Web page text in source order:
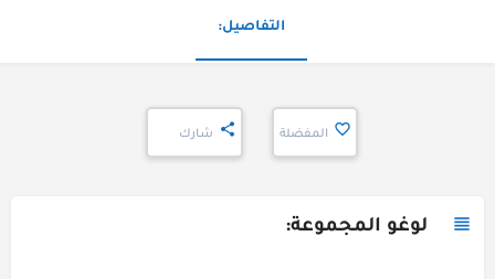
التفاصيل:
المفضلة شارك
لوغو المجموعة: